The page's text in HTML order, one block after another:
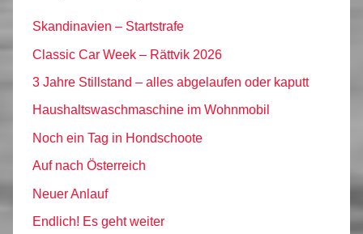
Skandinavien – Startstrafe
Classic Car Week – Rättvik 2026
3 Jahre Stillstand – alles abgelaufen oder kaputt
Haushaltswaschmaschine im Wohnmobil
Noch ein Tag in Hondschoote
Auf nach Österreich
Neuer Anlauf
Endlich! Es geht weiter